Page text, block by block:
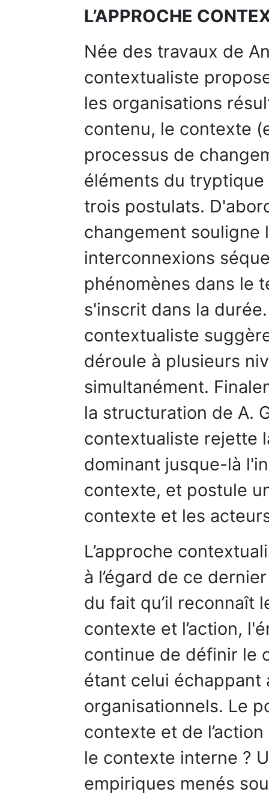
L’APPROCHE
Née des travaux de
contextualiste
les organisations
contenu, le contexte
processus de
éléments du
trois postulats.
changement souligne
interconnexions
phénomènes dans le
s'inscrit dans la
contextualiste
déroule à plusieurs
simultanément.
la structuration de A.
contextualiste rejette
dominant jusque-là
contexte, et postule
contexte et les
L’approche
à l’égard de ce
du fait qu’il reconnaît
contexte et l’action,
continue de définir le
étant celui échappant
organisationnels. Le
contexte et de
le contexte interne ?
empiriques menés